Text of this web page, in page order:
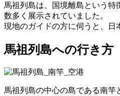
馬祖列島は、国境離島という
数多く展示されていました。
現地のガイドの方に伺うと、日
馬祖列島への行き方
馬祖列島の中心の島である南竿